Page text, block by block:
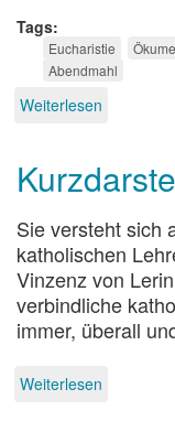
Tags
Eucharistie
Abendmahl
Weiterlesen
eine
zur
Teilnahme
an
der
Feier
der
Sie versteht sich
katholischen
Vinzenz von
verbindliche
immer, überall
Weiterlesen